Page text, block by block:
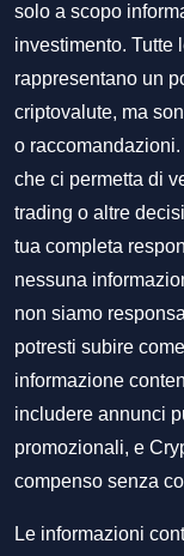
solo a scopo
investimento. Tutte
rappresentano un
criptovalute, ma
o
che ci permetta di
trading o altre
tua completa
nessuna
non siamo
potresti subire
informazione
includere annunci
promozionali, e
compenso senza
Le informazioni